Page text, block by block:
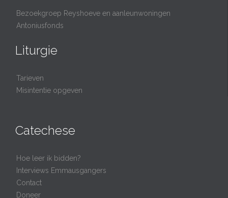
Bezoekgroep Reyshoeve en aanleunwoningen
Antoniusfonds
Liturgie
Tarieven
Misintentie opgeven
Catechese
Hoe leer ik bidden?
Interviews Emmausgangers
Contact
Doneer